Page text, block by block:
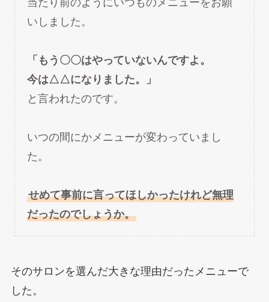
当たり前のようにいつものメニューをお願
いしました。
「もう〇〇はやっていないんですよ。
今は△△になりました。」
と言われたのです。
いつの間にかメニューが変わっていまし
た。
せめて事前に言ってほしかったけれど無理
だったのでしょうか。
そのサロンを選んだ大きな理由だったメニューで
した。